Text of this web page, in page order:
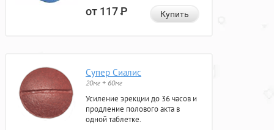
от 117Р Купить
Супер Сиалис
20мг + 60мг
Усиление эрекции до 36 часов и
продление полового акта в
одной таблетке.